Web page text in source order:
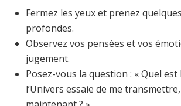
Fermez les yeux et prenez
profondes.
Observez vos pensées et vos
jugement.
Posez-vous la question : « Quel est
l’Univers essaie de me